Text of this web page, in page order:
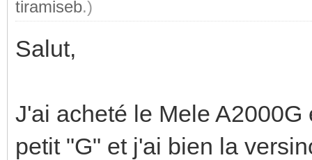
tiramiseb.)
Salut,
J'ai acheté le Mele
petit "G" et j'ai bien la